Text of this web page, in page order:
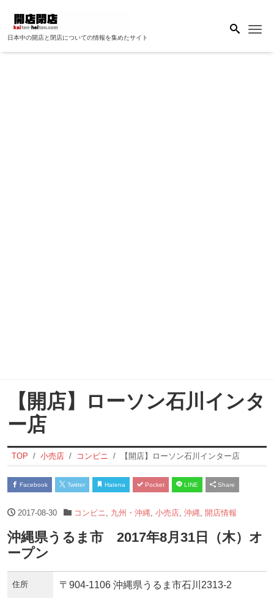
日本中の開店と閉店についての情報を集めたサイト
【開店】ローソン石川インタ
ー店
TOP 小売店 コンビニ 【開店】ローソン石川インター店
Facebook Twitter Hatena Pocket LINE Share
2017-08-30 コンビニ 九州・沖縄 小売店, 沖縄 開店情報
沖縄県うるま市 2017年8月31日（木）オ
ープン
住所 〒904-1106 沖縄県うるま市石川2313‐2